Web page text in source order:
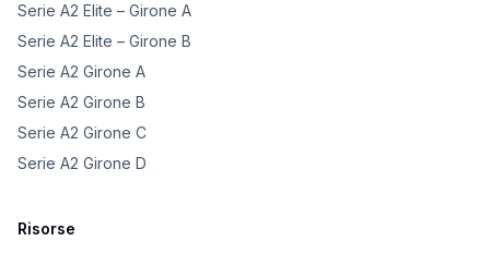
Serie A2 Elite – Girone A
Serie A2 Elite – Girone B
Serie A2 Girone A
Serie A2 Girone B
Serie A2 Girone C
Serie A2 Girone D
Risorse